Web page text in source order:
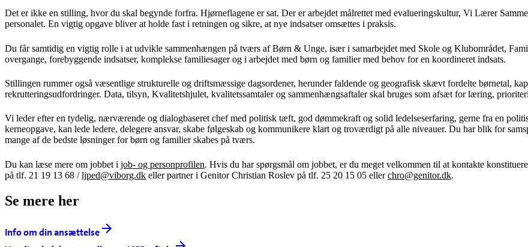
Det er ikke en stilling, hvor du skal begynde forfra. Hjørneflagene er sat. Der er arbejdet målrettet med evalueringskultur, Vi Lærer
personalet. En vigtig opgave bliver at holde fast i retningen og sikre, at nye indsatser omsættes i praksis.
Du får samtidig en vigtig rolle i at udvikle sammenhængen på tværs af Børn & Unge, især i samarbejdet med Skole og Klubområdet,
overgange, forebyggende indsatser, komplekse familiesager og i arbejdet med børn og familier med behov for en koordineret indsats.
Stillingen rummer også væsentlige strukturelle og driftsmæssige dagsordener, herunder faldende og geografisk skævt fordelte børnetal,
rekrutteringsudfordringer. Data, tilsyn, Kvalitetshjulet, kvalitetssamtaler og sammenhængsaftaler skal bruges som afsæt for læring,
Vi leder efter en tydelig, nærværende og dialogbaseret chef med politisk tæft, god dømmekraft og solid ledelseserfaring, gerne fra en
kerneopgave, kan lede ledere, delegere ansvar, skabe følgeskab og kommunikere klart og troværdigt på alle niveauer. Du har blik for
mange af de bedste løsninger for børn og familier skabes på tværs.
Du kan læse mere om jobbet i job- og personprofilen. Hvis du har spørgsmål om jobbet, er du meget velkommen til at kontakte
på tlf. 21 19 13 68 /ljped@viborg.dk eller partner i Genitor Christian Roslev på tlf. 25 20 15 05 ellerchro@genitor.dk.
Se mere her
Info om din ansættelse